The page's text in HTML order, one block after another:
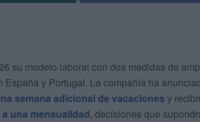
su modelo laboral con dos medidas de
España y Portugal. La compañía ha
semana adicional de vacaciones y
una mensualidad, decisiones que